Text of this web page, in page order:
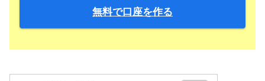
無料で口座を作る